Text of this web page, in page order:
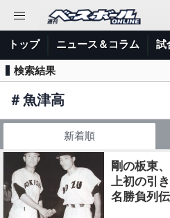
トップ ニュース＆コラム 試
検索結果
＃魚津高
新着順
剛の板東
上初の引
名勝負列伝